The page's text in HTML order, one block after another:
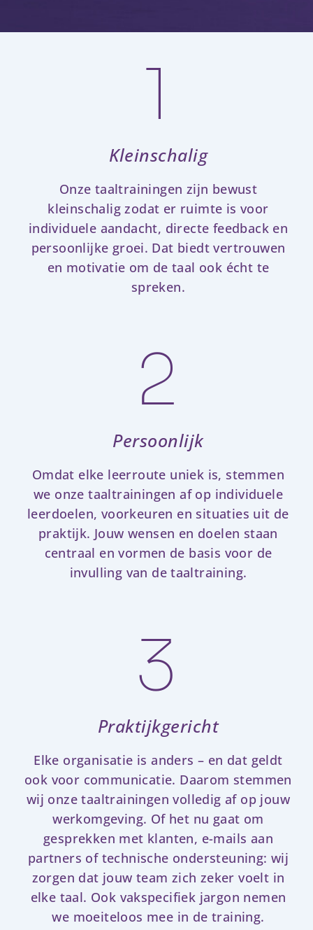
1
Kleinschalig
Onze taaltrainingen zijn bewust
kleinschalig zodat er ruimte is voor
individuele aandacht, directe feedback en
persoonlijke groei. Dat biedt vertrouwen
en motivatie om de taal ook écht te
spreken.
2
Persoonlijk
Omdat elke leerroute uniek is, stemmen
we onze taaltrainingen af op individuele
leerdoelen, voorkeuren en situaties uit de
praktijk. Jouw wensen en doelen staan
centraal en vormen de basis voor de
invulling van de taaltraining.
3
Praktijkgericht
Elke organisatie is anders – en dat geldt
ook voor communicatie. Daarom stemmen
wij onze taaltrainingen volledig af op jouw
werkomgeving. Of het nu gaat om
gesprekken met klanten, e-mails aan
partners of technische ondersteuning: wij
zorgen dat jouw team zich zeker voelt in
elke taal. Ook vakspecifiek jargon nemen
we moeiteloos mee in de training.